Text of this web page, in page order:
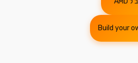
Build your